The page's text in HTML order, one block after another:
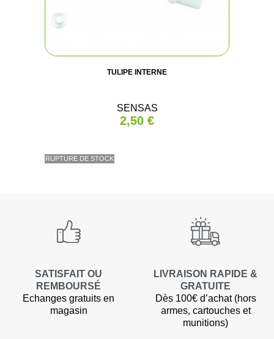
TULIPE INTERNE
SENSAS
2,50 €
RUPTURE DE STOCK
SATISFAIT OU
REMBOURSÉ
Echanges gratuits en
magasin
LIVRAISON RAPIDE &
GRATUITE
Dès 100€ d’achat (hors
armes, cartouches et
munitions)